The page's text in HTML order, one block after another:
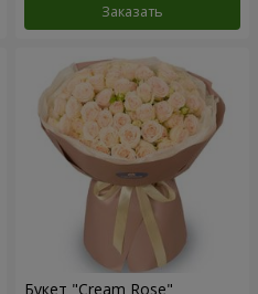
Заказать
Букет "Cream Rose"